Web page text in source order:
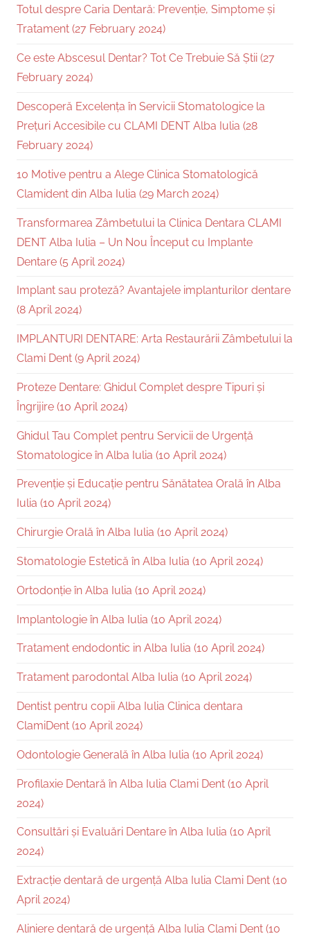
Totul despre Caria Dentară: Prevenție, Simptome și
Tratament (27 February 2024)
Ce este Abscesul Dentar? Tot Ce Trebuie Să Știi (27
February 2024)
Descoperă Excelența în Servicii Stomatologice la
Prețuri Accesibile cu CLAMI DENT Alba Iulia (28
February 2024)
10 Motive pentru a Alege Clinica Stomatologică
Clamident din Alba Iulia (29 March 2024)
Transformarea Zâmbetului la Clinica Dentara CLAMI
DENT Alba Iulia – Un Nou Început cu Implante
Dentare (5 April 2024)
Implant sau proteză? Avantajele implanturilor dentare
(8 April 2024)
IMPLANTURI DENTARE: Arta Restaurării Zâmbetului la
Clami Dent (9 April 2024)
Proteze Dentare: Ghidul Complet despre Tipuri și
Îngrijire (10 April 2024)
Ghidul Tau Complet pentru Servicii de Urgență
Stomatologice în Alba Iulia (10 April 2024)
Prevenție și Educație pentru Sănătatea Orală în Alba
Iulia (10 April 2024)
Chirurgie Orală în Alba Iulia (10 April 2024)
Stomatologie Estetică în Alba Iulia (10 April 2024)
Ortodonție în Alba Iulia (10 April 2024)
Implantologie în Alba Iulia (10 April 2024)
Tratament endodontic in Alba Iulia (10 April 2024)
Tratament parodontal Alba Iulia (10 April 2024)
Dentist pentru copii Alba Iulia Clinica dentara
ClamiDent (10 April 2024)
Odontologie Generală în Alba Iulia (10 April 2024)
Profilaxie Dentară în Alba Iulia Clami Dent (10 April
2024)
Consultări și Evaluări Dentare în Alba Iulia (10 April
2024)
Extracție dentară de urgență Alba Iulia Clami Dent (10
April 2024)
Aliniere dentară de urgență Alba Iulia Clami Dent (10